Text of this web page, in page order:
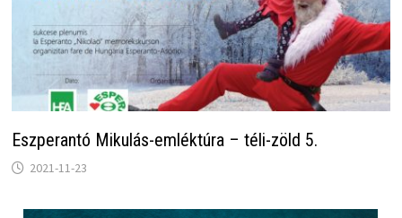
Eszperantó Mikulás-emléktúra – téli-zöld 5.
2021-11-23